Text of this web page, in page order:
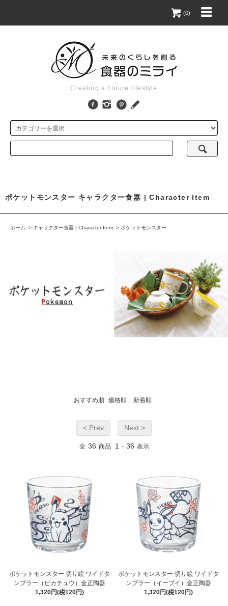
(0)
Creating a Future lifestyle
ポケットモンスター キャラクター食器 | Character Item
ホーム > キャラクター食器 | Character Item > ポケットモンスター
おすすめ順 価格順 新着順
< Prev Next >
全 36 商品 1 - 36 表示
ポケットモンスター 切り絵 ワイドタ
ンブラー（ピカチュウ）金正陶器
1,320円(税120円)
ポケットモンスター 切り絵 ワイドタ
ンブラー（イーブイ）金正陶器
1,320円(税120円)